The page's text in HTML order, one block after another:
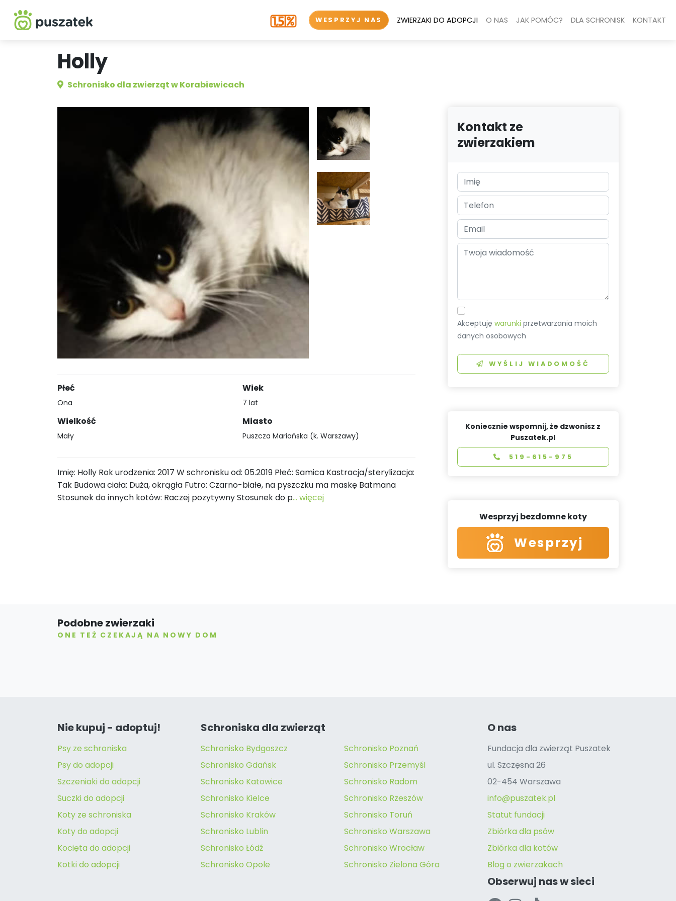
WESPRZYJ NAS ZWIERZAKI DO ADOPCJI O NAS JAK POMÓC? DLA SCHRONISK KONTAKT
Holly
Schronisko dla zwierząt w Korabiewicach
Płeć
Ona
Wielkość
Mały
Wiek
7 lat
Miasto
Puszcza Mariańska (k. Warszawy)
Imię: Holly Rok urodzenia: 2017 W schronisku od: 05.2019 Płeć: Samica Kastracja/sterylizacja:
Tak Budowa ciała: Duża, okrągła Futro: Czarno-białe, na pyszczku ma maskę Batmana
Stosunek do innych kotów: Raczej pozytywny Stosunek do p... więcej
Kontakt ze
zwierzakiem
Akceptujęwarunki przetwarzania moich
danych osobowych
WYŚLIJ WIADOMOŚĆ
Koniecznie wspomnij, że dzwonisz z
Puszatek.pl
519-615-975
Wesprzyj bezdomne koty
Wesprzyj
Podobne zwierzaki
ONE TEŻ CZEKAJĄ NA NOWY DOM
Nie kupuj - adoptuj!
Psy ze schroniska
Psy do adopcji
Szczeniaki do adopcji
Suczki do adopcji
Koty ze schroniska
Koty do adopcji
Kocięta do adopcji
Kotki do adopcji
Schroniska dla zwierząt
Schronisko Bydgoszcz
Schronisko Gdańsk
Schronisko Katowice
Schronisko Kielce
Schronisko Kraków
Schronisko Lublin
Schronisko Łódź
Schronisko Opole
Schronisko Poznań
Schronisko Przemyśl
Schronisko Radom
Schronisko Rzeszów
Schronisko Toruń
Schronisko Warszawa
Schronisko Wrocław
Schronisko Zielona Góra
O nas
Fundacja dla zwierząt Puszatek
ul. Szczęsna 26
02-454 Warszawa
info@puszatek.pl
Statut fundacji
Zbiórka dla psów
Zbiórka dla kotów
Blog o zwierzakach
Obserwuj nas w sieci